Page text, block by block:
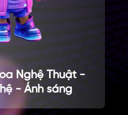
Nghệ Thuật -
- Ánh sáng